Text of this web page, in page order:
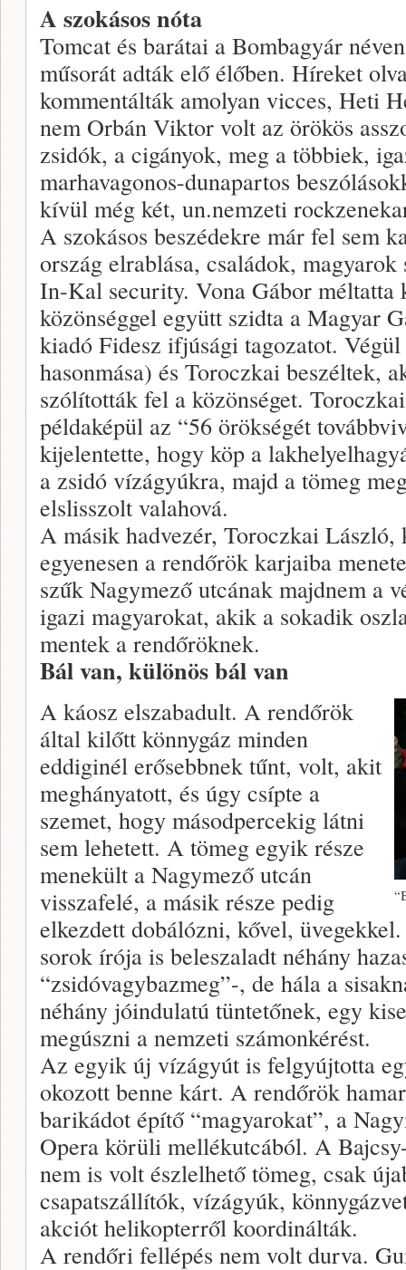
A szokásos nóta
Tomcat és barátai a Bombagyár
műsorát adták elő élőben. Híreket
kommentálták amolyan vicces, Heti
nem Orbán Viktor volt az örökös
zsidók, a cigányok, meg a többiek,
marhavagonos-dunapartos
kívül még két, un.nemzeti
A szokásos beszédekre már fel sem
ország elrablása, családok,
In-Kal security. Vona Gábor méltatta
közönséggel együtt szidta a Magyar
kiadó Fidesz ifjúsági tagozatot.
hasonmása) és Toroczkai beszéltek,
szólították fel a közönséget.
példaképül az “56 örökségét
kijelentette, hogy köp a
a zsidó vízágyúkra, majd a tömeg
elslisszolt valahová.
A másik hadvezér, Toroczkai László,
egyenesen a rendőrök karjaiba
szűk Nagymező utcának majdnem a
igazi magyarokat, akik a sokadik
mentek a rendőröknek.
Bál van, különös bál van
A káosz elszabadult. A rendőrök
által kilőtt könnygáz minden
eddiginél erősebbnek tűnt, volt, akit
meghányatott, és úgy csípte a
szemet, hogy másodpercekig látni
sem lehetett. A tömeg egyik része
menekült a Nagymező utcán
visszafelé, a másik része pedig
elkezdett dobálózni, kővel,
sorok írója is beleszaladt néhány
“zsidóvagybazmeg”-, de hála a
néhány jóindulatú tüntetőnek, egy
megúszni a nemzeti számonkérést.
Az egyik új vízágyút is felgyújtotta
okozott benne kárt. A rendőrök
barikádot építő “magyarokat”, a
Opera körüli mellékutcából. A
nem is volt észlelhető tömeg, csak
csapatszállítók, vízágyúk,
akciót helikopterről koordinálták.
A rendőri fellépés nem volt durva.